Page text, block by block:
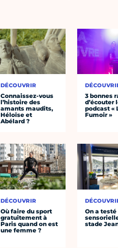
DÉCOUVRIR
Connaissez-vous
l’histoire des
amants maudits,
Héloïse et
Abélard ?
DÉCOUVRIR
Où faire du sport
gratuitement à
Paris quand on est
une femme ?
3 bonnes
d’écouter
podcast «
Fumoir »
On a
stade